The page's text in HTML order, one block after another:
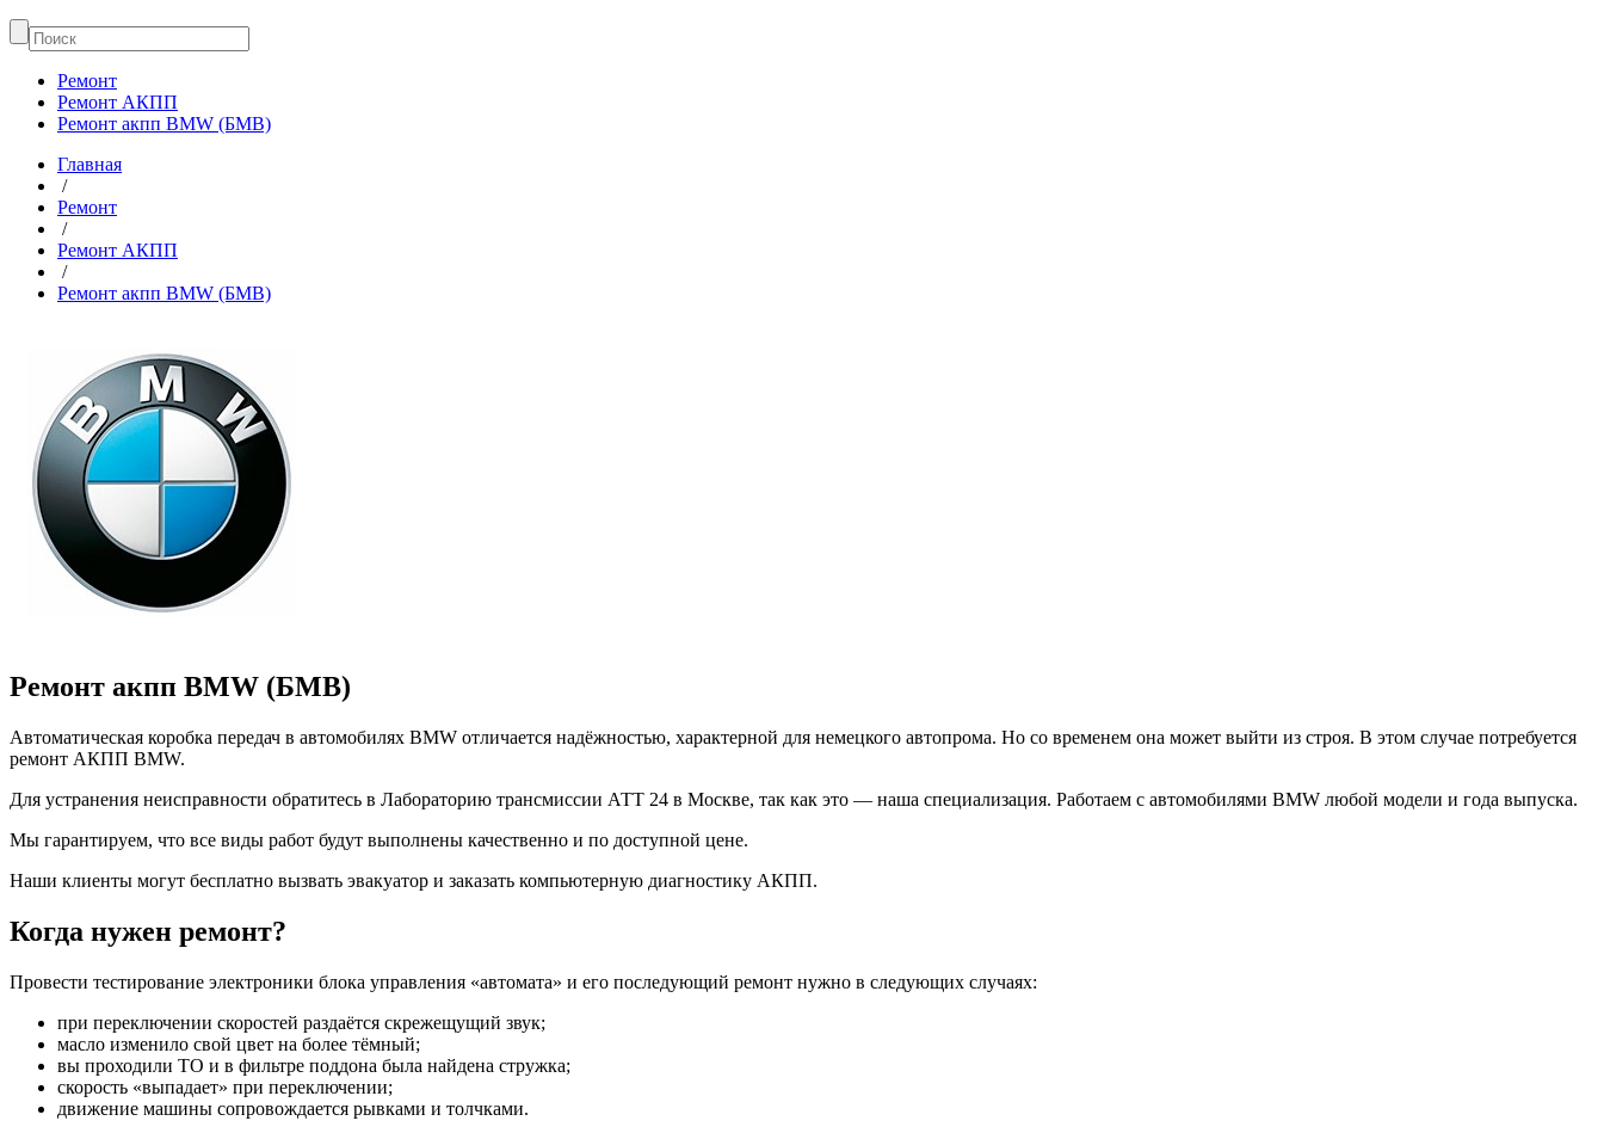
Ремонт
Ремонт АКПП
Ремонт акпп BMW (БМВ)
Главная
/
Ремонт
/
Ремонт АКПП
/
Ремонт акпп BMW (БМВ)
Ремонт акпп BMW (БМВ)
Автоматическая коробка передач в автомобилях BMW отличается надёжностью, характерной для немецкого автопрома. Но со временем она может выйти из строя. В этом случае потребуется
ремонт АКПП BMW.
Для устранения неисправности обратитесь в Лабораторию трансмиссии АТТ 24 в Москве, так как это — наша специализация. Работаем с автомобилями BMW любой модели и года выпуска.
Мы гарантируем, что все виды работ будут выполнены качественно и по доступной цене.
Наши клиенты могут бесплатно вызвать эвакуатор и заказать компьютерную диагностику АКПП.
Когда нужен ремонт?
Провести тестирование электроники блока управления «автомата» и его последующий ремонт нужно в следующих случаях:
при переключении скоростей раздаётся скрежещущий звук;
масло изменило свой цвет на более тёмный;
вы проходили ТО и в фильтре поддона была найдена стружка;
скорость «выпадает» при переключении;
движение машины сопровождается рывками и толчками.